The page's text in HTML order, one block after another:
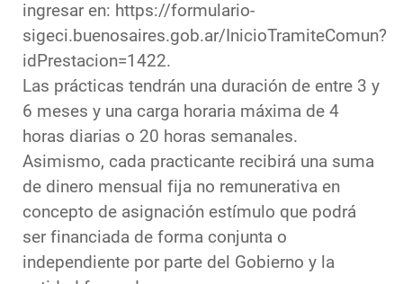
ingresar en: https://formulario-
sigeci.buenosaires.gob.ar/InicioTramiteComun?
idPrestacion=1422.
Las prácticas tendrán una duración de entre 3 y
6 meses y una carga horaria máxima de 4
horas diarias o 20 horas semanales.
Asimismo, cada practicante recibirá una suma
de dinero mensual fija no remunerativa en
concepto de asignación estímulo que podrá
ser financiada de forma conjunta o
independiente por parte del Gobierno y la